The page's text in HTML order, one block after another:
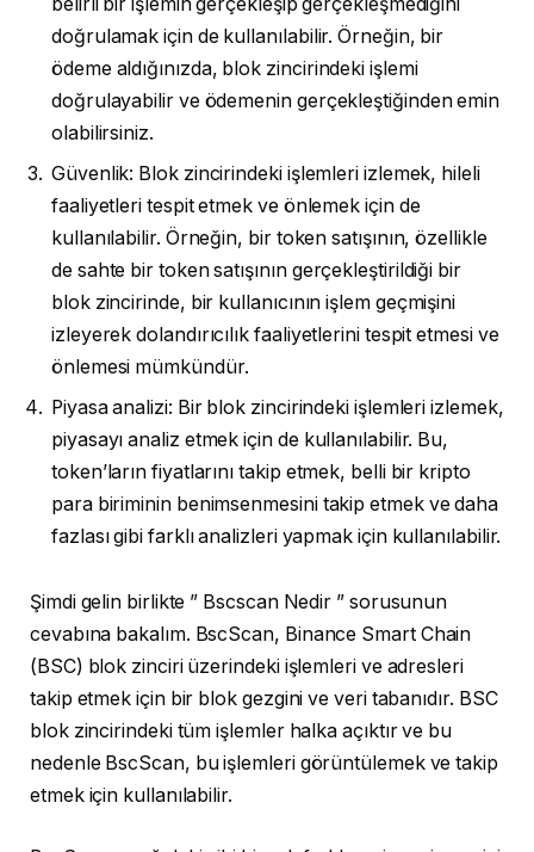
doğrulamak için de kullanılabilir. Örneğin, bir
ödeme aldığınızda, blok zincirindeki işlemi
doğrulayabilir ve ödemenin gerçekleştiğinden emin
olabilirsiniz.
Güvenlik: Blok zincirindeki işlemleri izlemek, hileli
faaliyetleri tespit etmek ve önlemek için de
kullanılabilir. Örneğin, bir token satışının, özellikle
de sahte bir token satışının gerçekleştirildiği bir
blok zincirinde, bir kullanıcının işlem geçmişini
izleyerek dolandırıcılık faaliyetlerini tespit etmesi ve
önlemesi mümkündür.
Piyasa analizi: Bir blok zincirindeki işlemleri izlemek,
piyasayı analiz etmek için de kullanılabilir. Bu,
token’ların fiyatlarını takip etmek, belli bir kripto
para biriminin benimsenmesini takip etmek ve daha
fazlası gibi farklı analizleri yapmak için kullanılabilir.
Şimdi gelin birlikte ” Bscscan Nedir ” sorusunun
cevabına bakalım. BscScan, Binance Smart Chain
(BSC) blok zinciri üzerindeki işlemleri ve adresleri
takip etmek için bir blok gezgini ve veri tabanıdır. BSC
blok zincirindeki tüm işlemler halka açıktır ve bu
nedenle BscScan, bu işlemleri görüntülemek ve takip
etmek için kullanılabilir.